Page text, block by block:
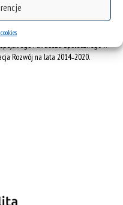
Śląskiego w Katowicach
Funduszu Społecznego w
Rozwój na lata 2014˗2020.